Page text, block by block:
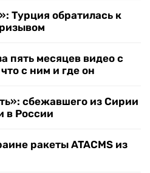
Турция обратилась к
пять месяцев видео с
с ним и где он
сбежавшего из Сирии
в России
ракеты ATACMS из